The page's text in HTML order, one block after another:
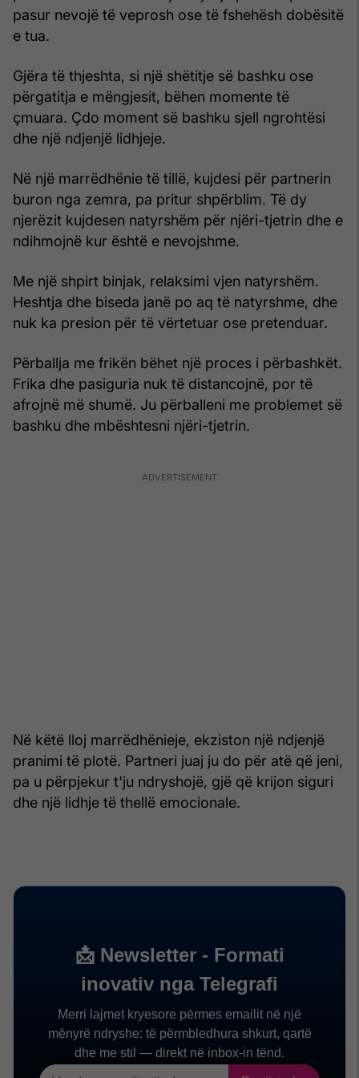
pasur nevojë të veprosh ose të fshehësh dobësitë
e tua.
Gjëra të thjeshta, si një shëtitje së bashku ose
përgatitja e mëngjesit, bëhen momente të
çmuara. Çdo moment së bashku sjell ngrohtësi
dhe një ndjenjë lidhjeje.
Në një marrëdhënie të tillë, kujdesi për partnerin
buron nga zemra, pa pritur shpërblim. Të dy
njerëzit kujdesen natyrshëm për njëri-tjetrin dhe e
ndihmojnë kur është e nevojshme.
Me një shpirt binjak, relaksimi vjen natyrshëm.
Heshtja dhe biseda janë po aq të natyrshme, dhe
nuk ka presion për të vërtetuar ose pretenduar.
Përballja me frikën bëhet një proces i përbashkët.
Frika dhe pasiguria nuk të distancojnë, por të
afrojnë më shumë. Ju përballeni me problemet së
bashku dhe mbështesni njëri-tjetrin.
Në këtë lloj marrëdhënieje, ekziston një ndjenjë
pranimi të plotë. Partneri juaj ju do për atë që jeni,
pa u përpjekur t'ju ndryshojë, gjë që krijon siguri
dhe një lidhje të thellë emocionale.